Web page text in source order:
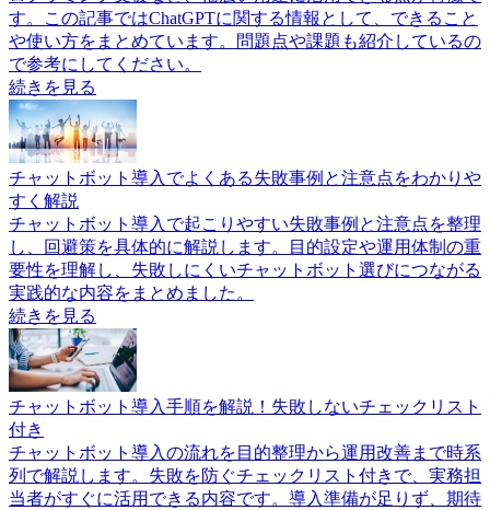
す。この記事ではChatGPTに関する情報として、できること
や使い方をまとめています。問題点や課題も紹介しているの
で参考にしてください。
続きを見る
チャットボット導入でよくある失敗事例と注意点をわかりや
すく解説
チャットボット導入で起こりやすい失敗事例と注意点を整理
し、回避策を具体的に解説します。目的設定や運用体制の重
要性を理解し、失敗しにくいチャットボット選びにつながる
実践的な内容をまとめました。
続きを見る
チャットボット導入手順を解説！失敗しないチェックリスト
付き
チャットボット導入の流れを目的整理から運用改善まで時系
列で解説します。失敗を防ぐチェックリスト付きで、実務担
当者がすぐに活用できる内容です。導入準備が足りず、期待